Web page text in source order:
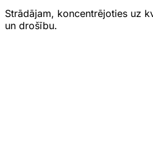
Strādājam, koncentrējoties uz
un drošību.